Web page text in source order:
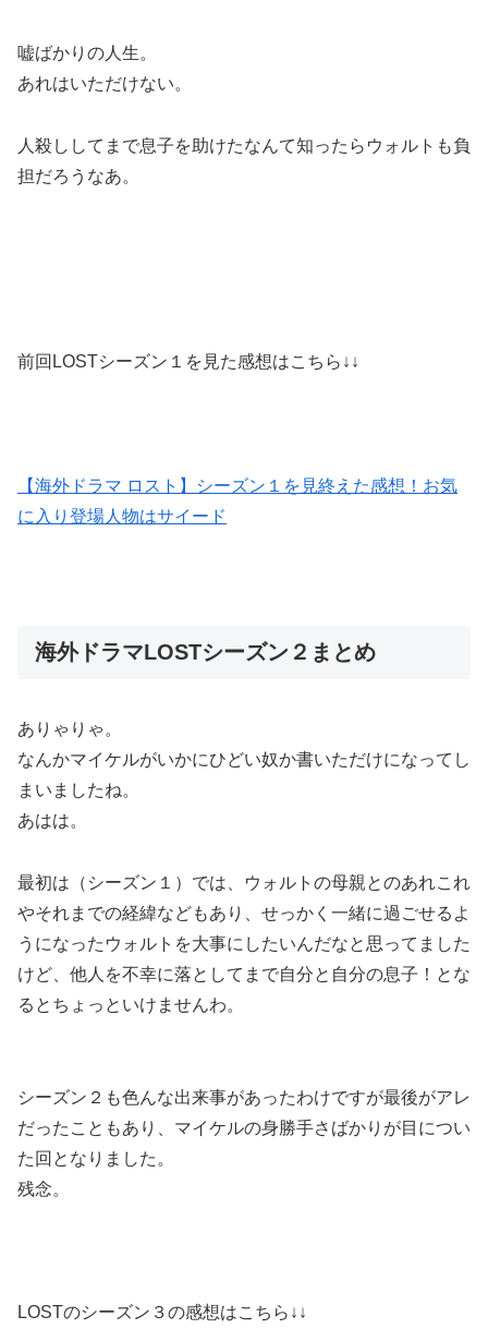
嘘ばかりの人生。
あれはいただけない。
人殺ししてまで息子を助けたなんて知ったらウォルトも負
担だろうなあ。
前回LOSTシーズン１を見た感想はこちら↓↓
【海外ドラマ ロスト】シーズン１を見終えた感想！お気
に入り登場人物はサイード
海外ドラマLOSTシーズン２まとめ
ありゃりゃ。
なんかマイケルがいかにひどい奴か書いただけになってし
まいましたね。
あはは。
最初は（シーズン１）では、ウォルトの母親とのあれこれ
やそれまでの経緯などもあり、せっかく一緒に過ごせるよ
うになったウォルトを大事にしたいんだなと思ってました
けど、他人を不幸に落としてまで自分と自分の息子！とな
るとちょっといけませんわ。
シーズン２も色んな出来事があったわけですが最後がアレ
だったこともあり、マイケルの身勝手さばかりが目につい
た回となりました。
残念。
LOSTのシーズン３の感想はこちら↓↓